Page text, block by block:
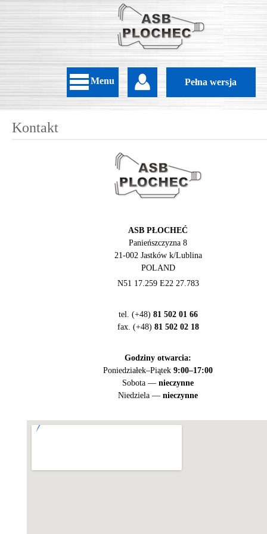
Menu Pełna wersja
Kontakt
ASB PŁOCHEĆ
Panieńszczyzna 8
21-002 Jastków k/Lublina
POLAND
N51 17.259 E22 27.783
tel. (+48) 81 502 01 66
fax. (+48) 81 502 02 18
Godziny otwarcia:
Poniedziałek–Piątek 9:00–17:00
Sobota — nieczynne
Niedziela — nieczynne